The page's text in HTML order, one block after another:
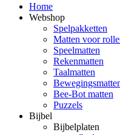
Home
Webshop
Spelpakketten
Matten voor
Speelmatten
Rekenmatten
Taalmatten
Bee-Bot matten
Puzzels
Bijbel
Bijbelplaten